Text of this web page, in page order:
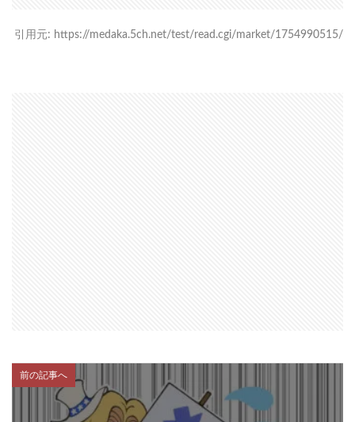
引用元: https://medaka.5ch.net/test/read.cgi/market/1754990515/
前の記事へ